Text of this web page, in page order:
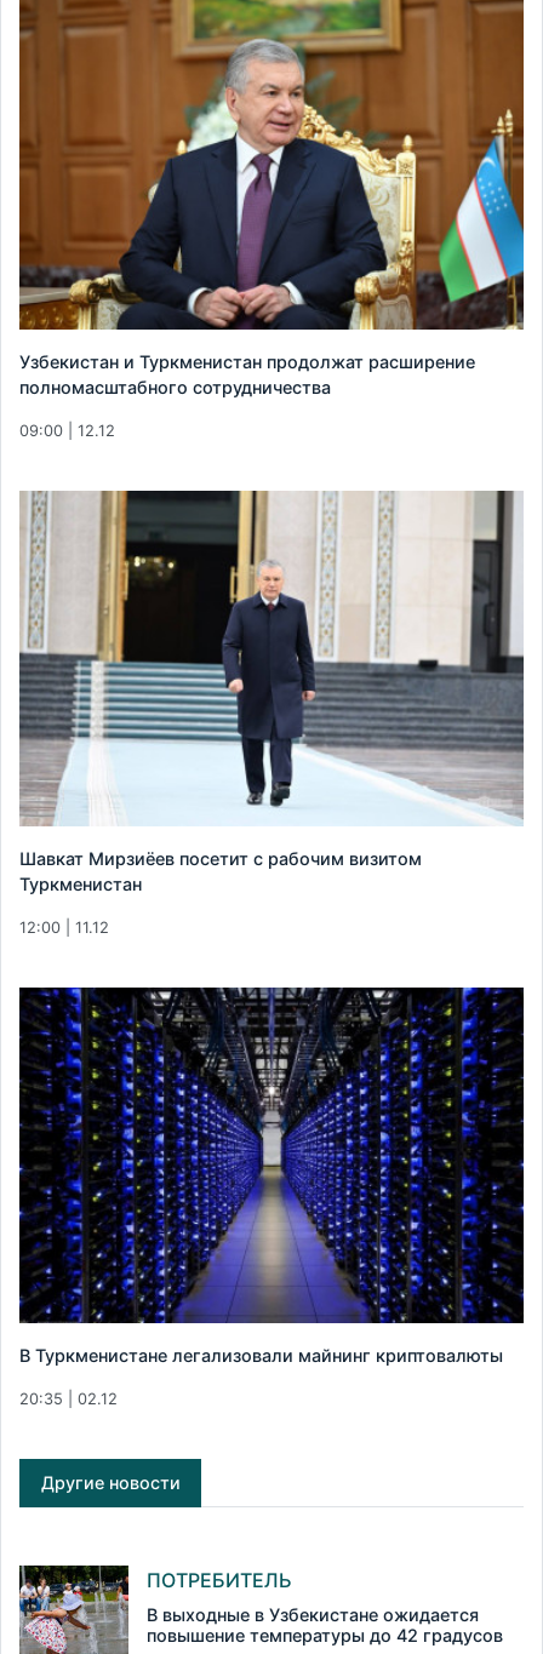
Узбекистан и Туркменистан продолжат расширение
полномасштабного сотрудничества
09:00 | 12.12
Шавкат Мирзиёев посетит с рабочим визитом
Туркменистан
12:00 | 11.12
В Туркменистане легализовали майнинг криптовалюты
20:35 | 02.12
Другие новости
ПОТРЕБИТЕЛЬ
В выходные в Узбекистане ожидается
повышение температуры до 42 градусов